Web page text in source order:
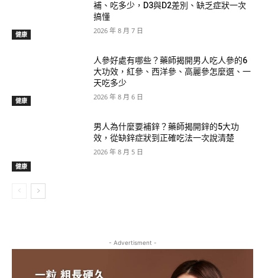
健康
補、吃多少，D3與D2差別、缺乏症狀一次
搞懂
2026 年 8 月 7 日
健康
人參好處有哪些？藥師揭開男人吃人參的6
大功效，紅參、西洋參、高麗參怎麼選、一
天吃多少
2026 年 8 月 6 日
健康
男人為什麼要補鋅？藥師揭開鋅的5大功
效，從缺鋅症狀到正確吃法一次說清楚
2026 年 8 月 5 日
- Advertisment -